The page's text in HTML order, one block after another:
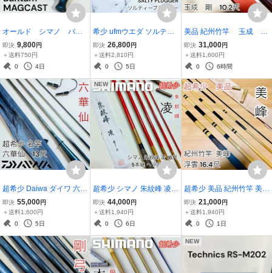
オールド シマノ バン
タム 20SG マグキャス
ト Bantam MAGCAST
リール
即決 9,800円
＋送料750円
0
4日
希少 ufmウエダ ソルティ
ープラッガー SPS862SS-
Ti 西村雅裕 名竿
即決 26,800円
＋送料2,810円
0
5日
美品 紀州竹竿 玉成
剛 10.2尺 和竿
即決 31,000円
＋送料1,600円
0
6時間
超希少 Daiwa ダイワ 六華
仙 13尺 ヘラブナ竿 釣竿
ヘラ竿
即決 55,000円
＋送料1,600円
0
5日
NEW
超希少 シマノ 朱紋峰 凌
十六 16尺 5本継 ヘラ竿 和
竿
即決 44,000円
＋送料1,940円
0
6日
超希少 美品 紀州竹竿 美峰
浮雲 16.4尺 和竿
即決 21,000円
＋送料1,940円
0
1日
NEW